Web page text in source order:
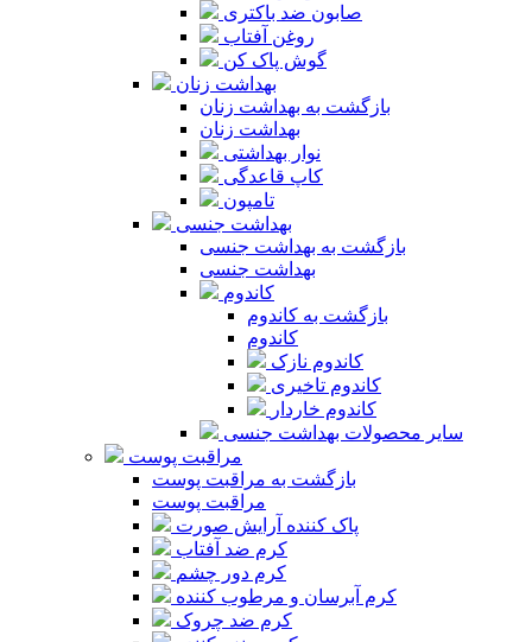
صابون ضد باکتری
روغن آفتاب
گوش پاک کن
بهداشت زنان
بازگشت به بهداشت زنان
بهداشت زنان
نوار بهداشتی
کاپ قاعدگی
تامپون
بهداشت جنسی
بازگشت به بهداشت جنسی
بهداشت جنسی
کاندوم
بازگشت به کاندوم
کاندوم
کاندوم نازک
کاندوم تاخیری
کاندوم خاردار
سایر محصولات بهداشت جنسی
مراقبت پوست
بازگشت به مراقبت پوست
مراقبت پوست
پاک کننده آرایش صورت
کرم ضد آفتاب
کرم دور چشم
کرم آبرسان و مرطوب کننده
کرم ضد چروک